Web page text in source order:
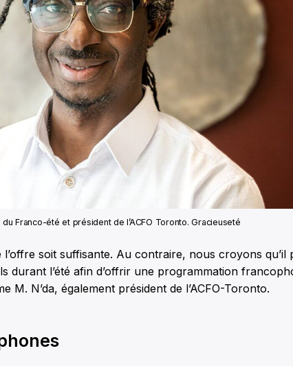
Franco-été et président de l’ACFO Toronto. Gracieuseté
soit suffisante. Au contraire, nous croyons qu’il
durant l’été afin d’offrir une programmation
M. N’da, également président de l’ACFO-Toronto.